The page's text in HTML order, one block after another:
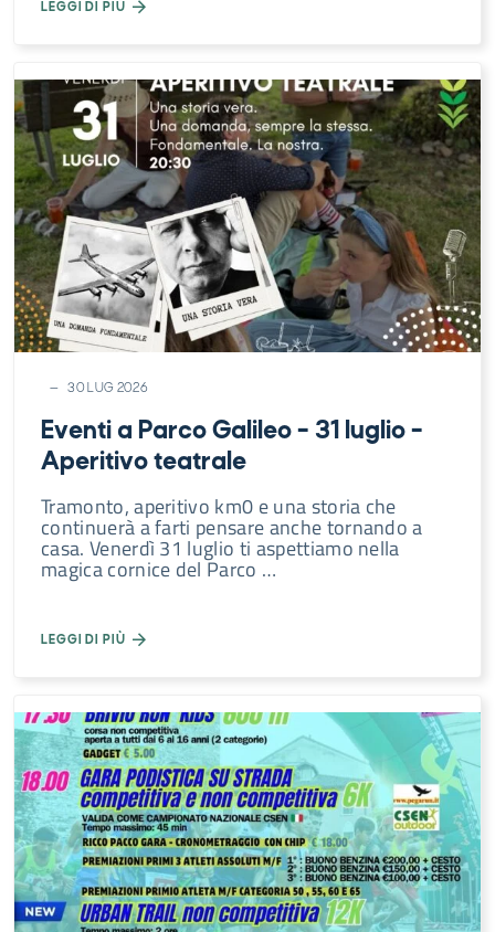
LEGGI DI PIÙ
30 LUG 2026
Eventi a Parco Galileo – 31 luglio –
Aperitivo teatrale
Tramonto, aperitivo km0 e una storia che
continuerà a farti pensare anche tornando a
casa. Venerdì 31 luglio ti aspettiamo nella
magica cornice del Parco …
LEGGI DI PIÙ